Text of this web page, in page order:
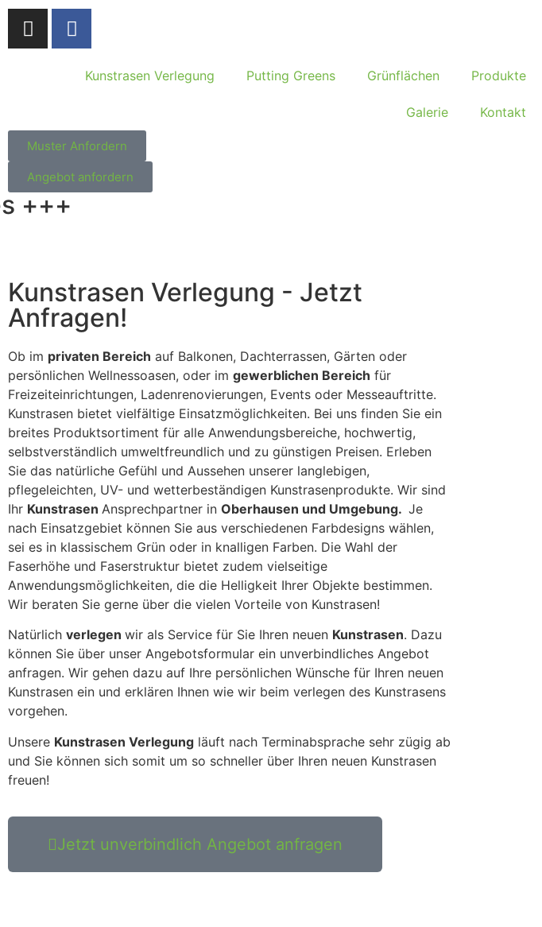
Kunstrasen Verlegung
Putting Greens Grünflächen Produkte
Galerie Kontakt
Muster Anfordern
Angebot anfordern
+++
Kunstrasen Verlegung - Jetzt
Anfragen!
Ob im privaten Bereich auf Balkonen, Dachterrassen, Gärten oder
persönlichen Wellnessoasen, oder im gewerblichen Bereich für
Freizeiteinrichtungen, Ladenrenovierungen, Events oder Messeauftritte.
Kunstrasen bietet vielfältige Einsatzmöglichkeiten. Bei uns finden Sie ein
breites Produktsortiment für alle Anwendungsbereiche, hochwertig,
selbstverständlich umweltfreundlich und zu günstigen Preisen. Erleben
Sie das natürliche Gefühl und Aussehen unserer langlebigen,
pflegeleichten, UV- und wetterbeständigen Kunstrasenprodukte. Wir sind
Ihr Kunstrasen Ansprechpartner in Oberhausen und Umgebung. Je
nach Einsatzgebiet können Sie aus verschiedenen Farbdesigns wählen,
sei es in klassischem Grün oder in knalligen Farben. Die Wahl der
Faserhöhe und Faserstruktur bietet zudem vielseitige
Anwendungsmöglichkeiten, die die Helligkeit Ihrer Objekte bestimmen.
Wir beraten Sie gerne über die vielen Vorteile von Kunstrasen!
Natürlich verlegen wir als Service für Sie Ihren neuen Kunstrasen. Dazu
können Sie über unser Angebotsformular ein unverbindliches Angebot
anfragen. Wir gehen dazu auf Ihre persönlichen Wünsche für Ihren neuen
Kunstrasen ein und erklären Ihnen wie wir beim verlegen des Kunstrasens
vorgehen.
Unsere Kunstrasen Verlegung läuft nach Terminabsprache sehr zügig ab
und Sie können sich somit um so schneller über Ihren neuen Kunstrasen
freuen!
Jetzt unverbindlich Angebot anfragen